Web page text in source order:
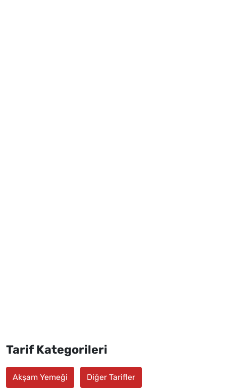
Tarif Kategorileri
Akşam Yemeği Diğer Tarifler